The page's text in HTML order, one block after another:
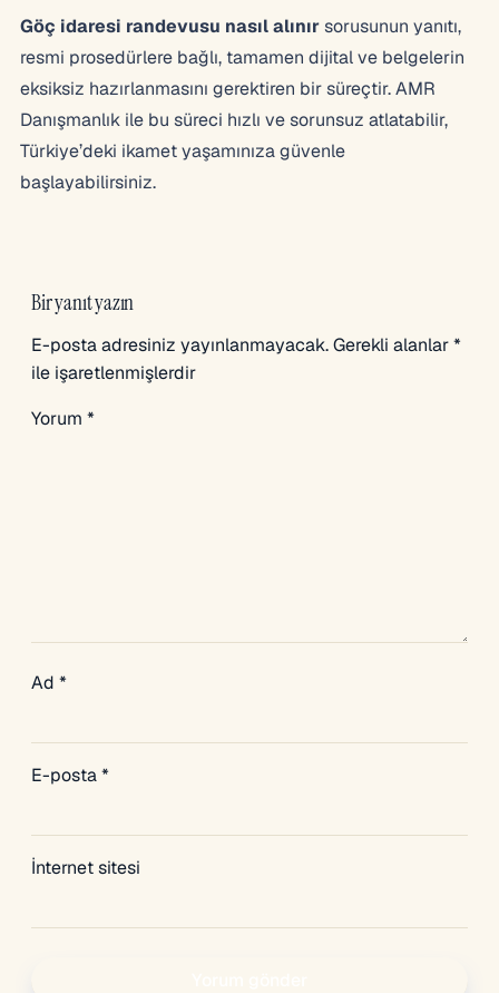
Göç idaresi randevusu nasıl alınırsorusunun yanıtı,
resmi prosedürlere bağlı, tamamen dijital ve belgelerin
eksiksiz hazırlanmasını gerektiren bir süreçtir. AMR
Danışmanlık ile bu süreci hızlı ve sorunsuz atlatabilir,
Türkiye’deki ikamet yaşamınıza güvenle
başlayabilirsiniz.
Bir yanıt yazın
E-posta adresiniz yayınlanmayacak.Gerekli alanlar*
ile işaretlenmişlerdir
Yorum *
Ad *
E-posta*
İnternet sitesi